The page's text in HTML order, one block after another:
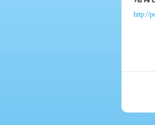
http://